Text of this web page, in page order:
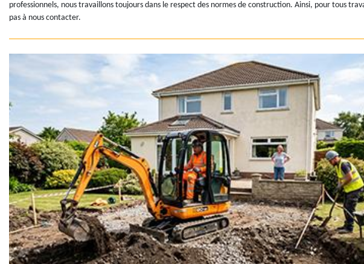
professionnels, nous travaillons toujours dans le respect des normes de construction. Ainsi, pour tous
pas à nous contacter.